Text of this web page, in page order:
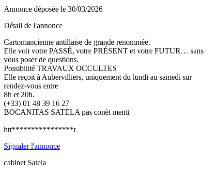
Annonce déposée le 30/03/2026
Détail de l'annonce
Cartomancienne antillaise de grande renommée.
Elle voit votre PASSÉ, votre PRÉSENT et votre FUTUR… sans
vous poser de questions.
Possibilité TRAVAUX OCCULTES
Elle reçoit à Aubervilliers, uniquement du lundi au samedi sur
rendez-vous entre
8h et 20h.
(+33) 01 48 39 16 27
BOCANITAS SATELA pas conèt menti
htt****************r
Signaler l'annonce
cabinet Satela